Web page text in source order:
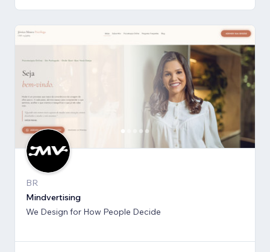
BR
Mindvertising
We Design for How People Decide